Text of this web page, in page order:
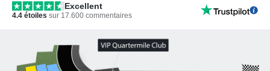
Excellent
4.4 étoiles sur 17.600 commentaires